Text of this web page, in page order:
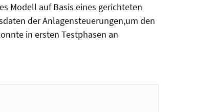
Modell auf Basis eines gerichteten
der Anlagensteuerungen,um den
in ersten Testphasen an